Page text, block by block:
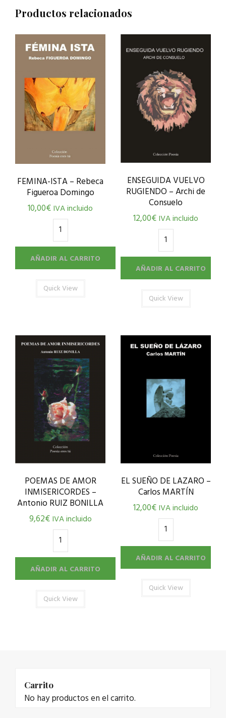
Productos relacionados
FEMINA-ISTA – Rebeca
Figueroa Domingo
10,00€IVA incluido
AÑADIR AL CARRITO
Quick View
ENSEGUIDA VUELVO
RUGIENDO – Archi de
Consuelo
12,00€IVA incluido
AÑADIR AL CARRITO
Quick View
POEMAS DE AMOR
INMISERICORDES –
Antonio RUIZ BONILLA
9,62€ IVA incluido
AÑADIR AL CARRITO
Quick View
EL SUEÑO DE LAZARO –
Carlos MARTÍN
12,00€IVA incluido
AÑADIR AL CARRITO
Quick View
Carrito
No hay productos en el carrito.